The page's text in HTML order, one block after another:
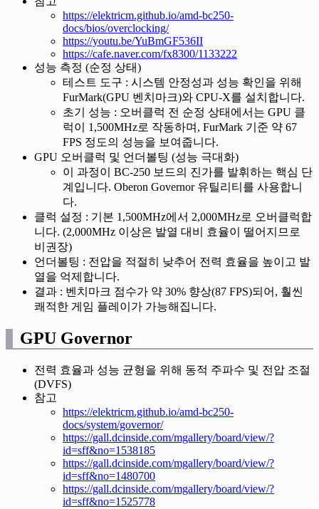
https://elektricm.github.io/amd-bc250-
docs/bios/overclocking/
https://youtu.be/YuBmGF536II
https://cafe.naver.com/fx8300/1133222
성능 측정 (순정 상태)
​테스트 도구 : 시스템 안정성과 성능 확인을 위해
FurMark(GPU 벤치마크)와 CPU-X를 설치합니다.
​초기 성능 : 오버클럭 전 순정 상태에서는 GPU 클
럭이 1,500MHz로 작동하며, FurMark 기준 약 67
FPS 정도의 성능을 보여줍니다.
​GPU 오버클럭 및 언더볼팅 (성능 극대화)
​이 과정이 BC-250 보드의 진가를 발휘하는 핵심 단
계입니다. Oberon Governor 유틸리티를 사용합니
다.
​클럭 설정 : 기본 1,500MHz에서 2,000MHz로 오버클럭합
니다. (2,000MHz 이상은 발열 대비 효율이 떨어지므로
비권장)
​언더볼팅 : 전압을 적절히 낮추어 전력 효율을 높이고 발
열을 억제합니다.
​결과 : 벤치마크 점수가 약 30% 향상(87 FPS)되어, 훨씬
쾌적한 게임 플레이가 가능해집니다.
GPU Governor
전력 효율과 성능 균형을 위해 동적 주파수 및 전압 조절
(DVFS)
참고
https://elektricm.github.io/amd-bc250-
docs/system/governor/
https://gall.dcinside.com/mgallery/board/view/?
id=sff&no=1538185
https://gall.dcinside.com/mgallery/board/view/?
id=sff&no=1480700
https://gall.dcinside.com/mgallery/board/view/?
id=sff&no=1525778